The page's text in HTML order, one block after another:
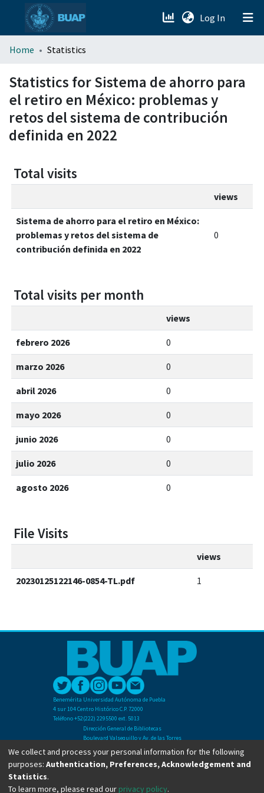
Log In (current)
menu.section.about_menu
All of DSpace
Home Statistics
Statistics for Sistema de ahorro para
el retiro en México: problemas y
retos del sistema de contribución
definida en 2022
Total visits
views
Sistema de ahorro para el retiro en México:
problemas y retos del sistema de
contribución definida en 2022
0
Total visits per month
views
febrero 2026 0
marzo 2026 0
abril 2026 0
mayo 2026 0
junio 2026 0
julio 2026 0
agosto 2026 0
File Visits
views
20230125122146-0854-TL.pdf 1
Benemérita Universidad Autónoma de Puebla
4 sur 104 Centro Histórico C.P. 72000
Teléfono +52(222) 2295500 ext. 5013
Dirección General de Bibliotecas
Boulevard Valsequillo y Av. de las Torres
Ciudad Universitaria. Col. San Manuel
C.P. 72570
Teléfono +52 (222) 2295500 Ext 2901
We collect and process your personal information for the following
purposes: Authentication, Preferences, Acknowledgement and
Statistics.
To learn more, please read our privacy policy.